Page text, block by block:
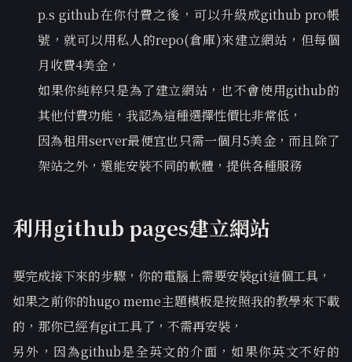
p.s github在你付費之後，可以升級成github pro帳
號，就可以用私人的repo(倉庫)來建立網站，但每個
月收費4美金，
如果你純粹只是為了建立網站，也不會使用github的
其他付費功能，我認為這種選擇性價比非常低，
因為租用server最便宜也只需一個月5美金，而且除了
架站之外，還能安裝不同的軟體，提供各種服務
利用github pages建立網站
要完成接下來的步驟，你的電腦上需要安裝git這個工具，
如果之前你的hugo meme主題模板是按照我的教學來下載
的，那你已經有git工具了，不需再安裝，
另外，因為github是全英文的介面，如果你英文不好的